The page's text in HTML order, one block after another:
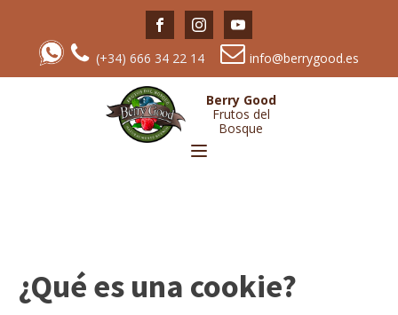
(+34) 666 34 22 14 info@berrygood.es
Berry Good
Frutos del
Bosque
¿Qué es una cookie?